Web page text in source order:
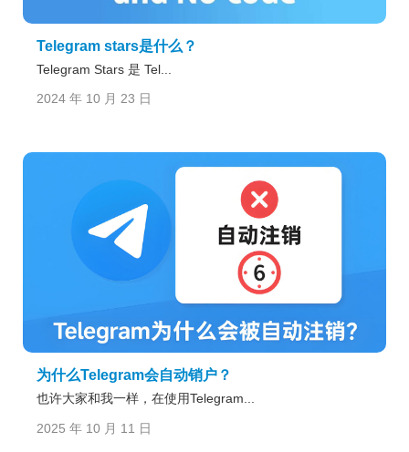
Telegram stars是什么？
Telegram Stars 是 Tel...
2024 年 10 月 23 日
为什么Telegram会自动销户？
也许大家和我一样，在使用Telegram...
2025 年 10 月 11 日